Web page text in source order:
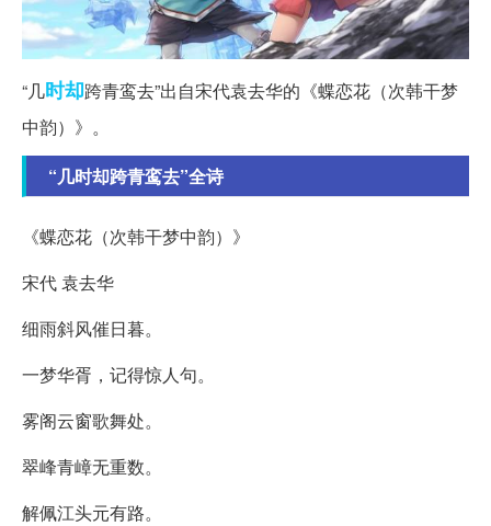
“几时却跨青鸾去”出自宋代袁去华的《蝶恋花（次韩干梦
中韵）》。
“几时却跨青鸾去”全诗
《蝶恋花（次韩干梦中韵）》
宋代 袁去华
细雨斜风催日暮。
一梦华胥，记得惊人句。
雾阁云窗歌舞处。
翠峰青嶂无重数。
解佩江头元有路。